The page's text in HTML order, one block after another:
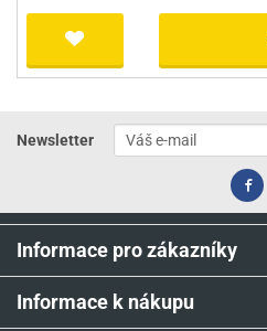
Newsletter
Informace pro zákazníky
Informace k nákupu